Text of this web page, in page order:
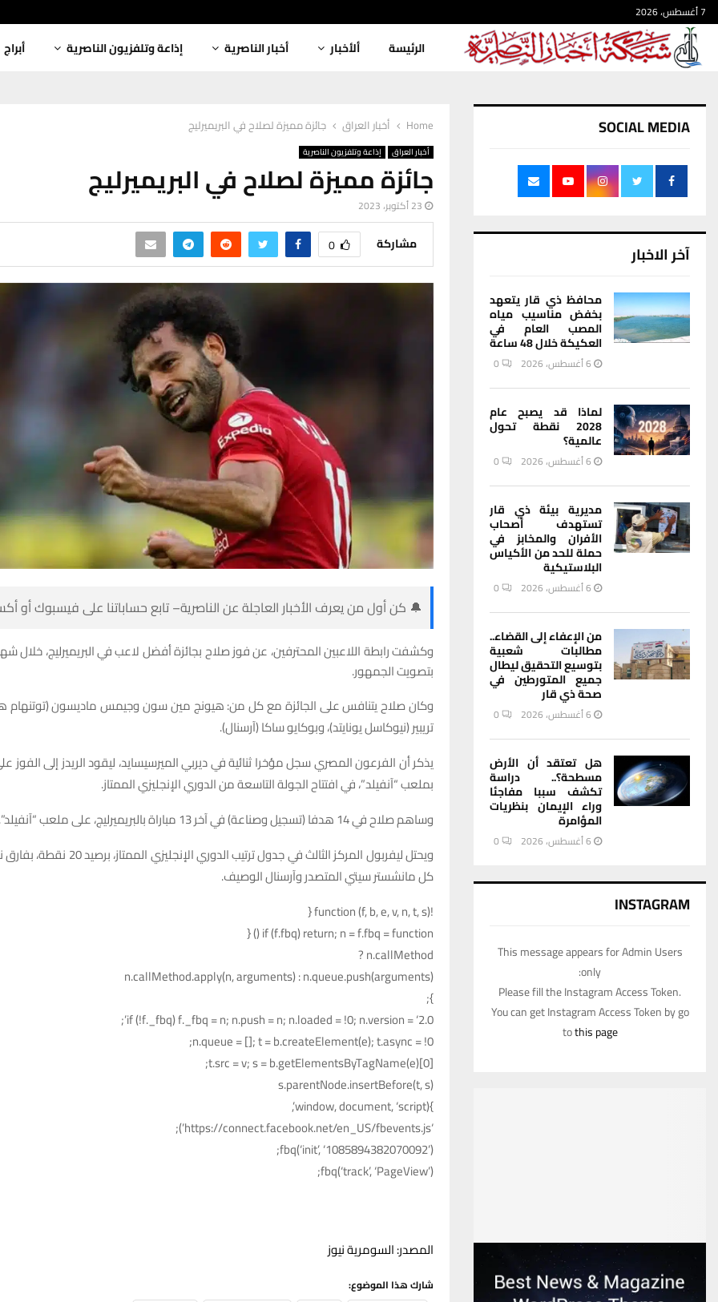
7 أغسطس، 2026
الرئيسة ألأخبار أخبار الناصرية إذاعة وتلفزيون الناصرية أبراج
Home أخبار العراق جائزة مميزة لصلاح في البريميرليج
أخبار العراق إذاعة وتلفزيون الناصرية
جائزة مميزة لصلاح في البريميرليج
23 أكتوبر، 2023
مشاركة 0
🔔 كن أول من يعرف الأخبار العاجلة عن الناصرية– تابع حساباتنا على فيسبوك أو
وكشفت رابطة اللاعبين المحترفين، عن فوز صلاح بجائزة أفضل لاعب في البريميرليج، خلال
بتصويت الجمهور.
وكان صلاح يتنافس على الجائزة مع كل من: هيونج مين سون وجيمس ماديسون (توتنهام
تريبير (نيوكاسل يونايتد)، وبوكايو ساكا (آرسنال).
بملعب “آنفيلد”، في افتتاح الجولة التاسعة من الدوري الإنجليزي الممتاز.
وساهم صلاح في 14 هدفا (تسجيل وصناعة) في آخر 13 مباراة بالبريميرليج، على ملعب “آنفيلد”.
ويحتل ليفربول المركز الثالث في جدول ترتيب
كل مانشستر سيتي المتصدر وآرسنال الوصيف.
!function (f, b, e, v, n, t, s) {
if (f.fbq) return; n = f.fbq = function () {
n.callMethod ?
n.callMethod.apply(n, arguments) : n.queue.push(arguments)
};
if (!f._fbq) f._fbq = n; n.push = n; n.loaded = !0; n.version = ‘2.0’;
n.queue = []; t = b.createElement(e); t.async = !0;
t.src = v; s = b.getElementsByTagName(e)[0];
s.parentNode.insertBefore(t, s)
}(window, document, ‘script’,
‘https://connect.facebook.net/en_US/fbevents.js’);
fbq(‘init’, ‘1085894382070092’);
fbq(‘track’, ‘PageView’);
المصدر: السومرية نيوز
شارك هذا الموضوع:
SOCIAL MEDIA
آخر الاخبار
محافظ ذي قار يتعهد
بخفض مناسيب مياه
المصب العام في
العكيكة خلال 48 ساعة
6 أغسطس، 2026 0
لماذا قد يصبح عام
2028 نقطة تحول
عالمية؟
6 أغسطس، 2026 0
مديرية بيئة ذي قار
تستهدف أصحاب
الأفران والمخابز في
حملة للحد من الأكياس
البلاستيكية
6 أغسطس، 2026 0
من الإعفاء إلى القضاء..
مطالبات شعبية
بتوسيع التحقيق ليطال
جميع المتورطين في
صحة ذي قار
6 أغسطس، 2026 0
هل تعتقد أن الأرض
مسطحة؟.. دراسة
تكشف سببا مفاجئا
وراء الإيمان بنظريات
المؤامرة
6 أغسطس، 2026 0
INSTAGRAM
This message appears for Admin Users
only:
Please fill the Instagram Access Token.
You can get Instagram Access Token by go
tothis page